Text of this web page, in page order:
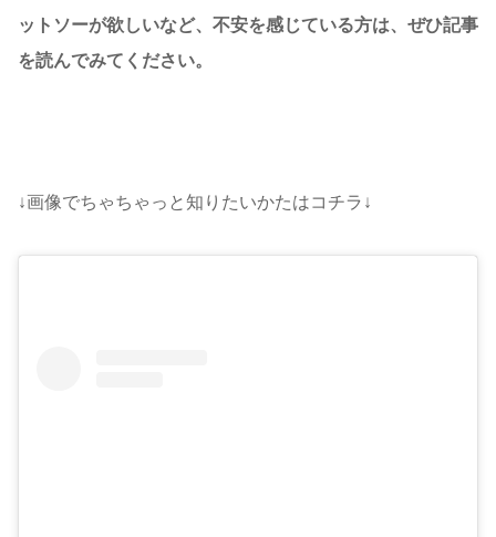
ットソーが欲しいなど、不安を感じている方は、ぜひ記事
を読んでみてください。
↓画像でちゃちゃっと知りたいかたはコチラ↓